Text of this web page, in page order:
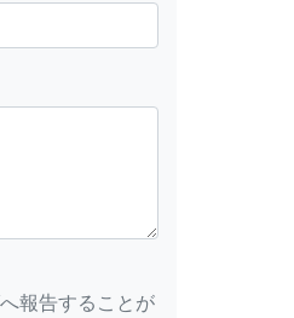
報告することが